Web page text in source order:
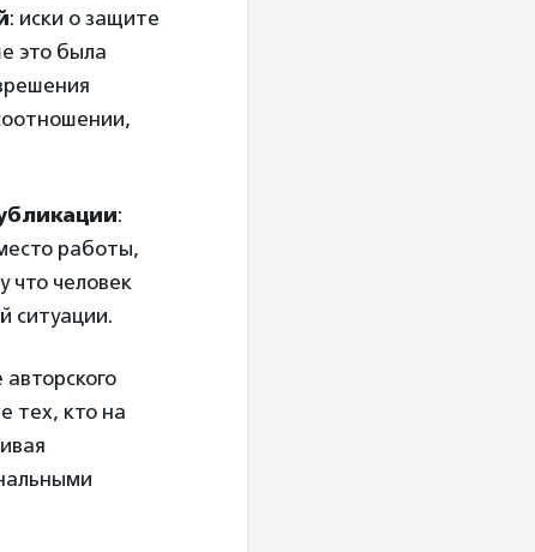
: иски о защите
это была
:
работы,
что человек
ситуации.
тех, кто на